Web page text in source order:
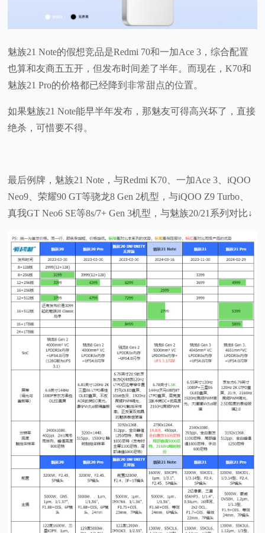
魅族21 Note的假想竞品是Redmi 70和一加Ace 3，综合配置
也算和友商五五开，但发布时间差了半年。而现在，K70和
魅族21 Pro的价格都已经降到非常甜点的位置。
如果魅族21 Note能早半年发布，那魅友可得高兴坏了，直接
绝杀，可惜要不得。
最后例牌，魅族21 Note，与Redmi K70、一加Ace 3、iQOO
Neo9、荣耀90 GT等骁龙8 Gen 2机型，与iQOO Z9 Turbo、
真我GT Neo6 SE等8s/7+ Gen 3机型，与魅族20/21系列对比↓